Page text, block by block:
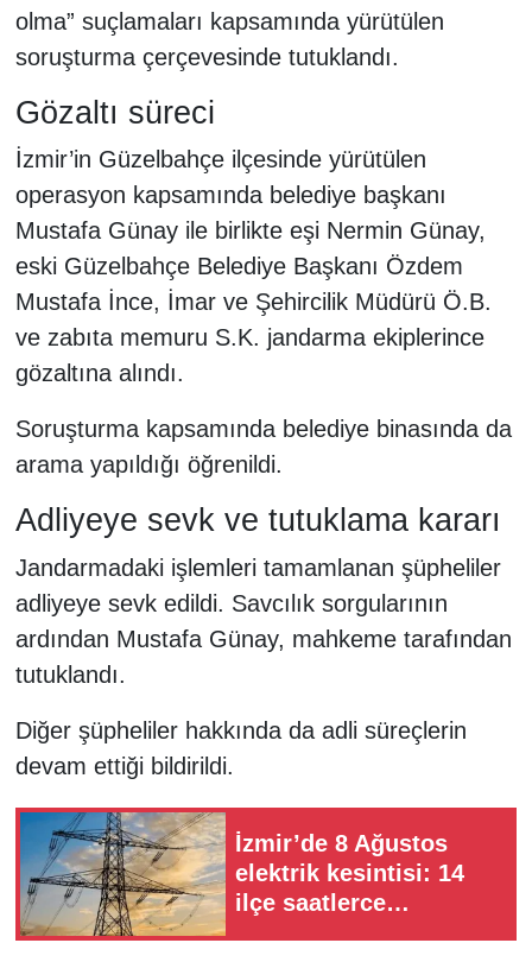
olma” suçlamaları kapsamında yürütülen
soruşturma çerçevesinde tutuklandı.
Gözaltı süreci
İzmir’in Güzelbahçe ilçesinde yürütülen
operasyon kapsamında belediye başkanı
Mustafa Günay ile birlikte eşi Nermin Günay,
eski Güzelbahçe Belediye Başkanı Özdem
Mustafa İnce, İmar ve Şehircilik Müdürü Ö.B.
ve zabıta memuru S.K. jandarma ekiplerince
gözaltına alındı.
Soruşturma kapsamında belediye binasında da
arama yapıldığı öğrenildi.
Adliyeye sevk ve tutuklama kararı
Jandarmadaki işlemleri tamamlanan şüpheliler
adliyeye sevk edildi. Savcılık sorgularının
ardından Mustafa Günay, mahkeme tarafından
tutuklandı.
Diğer şüpheliler hakkında da adli süreçlerin
devam ettiği bildirildi.
İzmir’de 8 Ağustos
elektrik kesintisi: 14
ilçe saatlerce